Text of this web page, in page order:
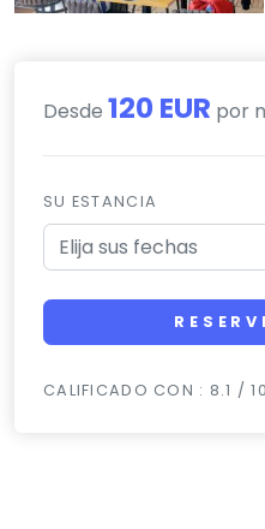
Desde 120 EUR por
SU ESTANCIA
CALIFICADO CON : 8.1 /